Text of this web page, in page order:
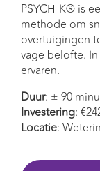
PSYCH-K® is
methode om
overtuigingen
vage belofte.
ervaren.
Duur: ± 90
Investering:
Locatie: